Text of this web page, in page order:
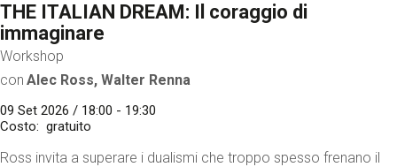
THE ITALIAN DREAM: Il coraggio di
immaginare
Workshop
con Alec Ross, Walter Renna
09 Set 2026 / 18:00 - 19:30
Costo
gratuito
Ross invita a superare i dualismi che troppo spesso frenano il